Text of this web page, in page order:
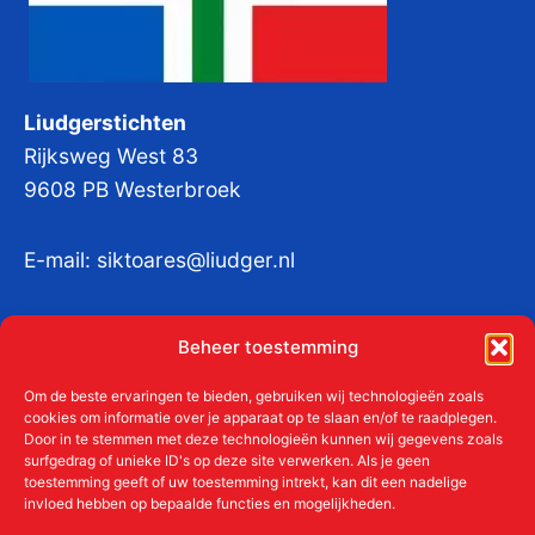
Beheer toestemming
Om de beste ervaringen te bieden, gebruiken wij technologieën zoals
cookies om informatie over je apparaat op te slaan en/of te raadplegen.
Door in te stemmen met deze technologieën kunnen wij gegevens zoals
surfgedrag of unieke ID's op deze site verwerken. Als je geen
toestemming geeft of uw toestemming intrekt, kan dit een nadelige
invloed hebben op bepaalde functies en mogelijkheden.
Liudgerstichten
Rijksweg West 83
9608 PB Westerbroek
E-mail: siktoares@liudger.nl
KvKnr:41011712
Meer over de Liudgerstichten